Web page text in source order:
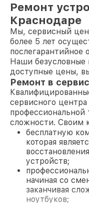
Ремонт
Краснодаре
Мы, сервисный
более 5 лет
послегарантийное
Наши безусловные
доступные цены,
Ремонт в
сервисного
сложности. Своим
бесплатную
которая
устройств;
начиная со
заканчивая
ноутбуков;